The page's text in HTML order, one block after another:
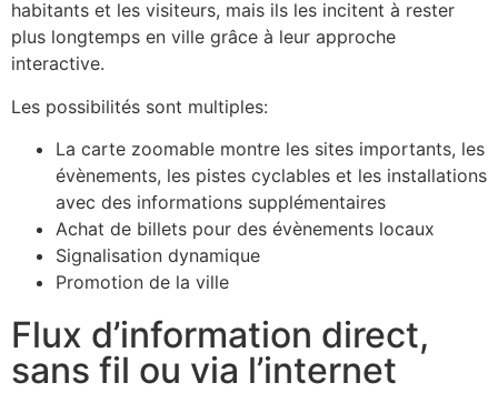
habitants et les visiteurs, mais ils les incitent à rester
plus longtemps en ville grâce à leur approche
interactive.
Les possibilités sont multiples:
La carte zoomable montre les sites importants, les
évènements, les pistes cyclables et les installations
avec des informations supplémentaires
Achat de billets pour des évènements locaux
Signalisation dynamique
Promotion de la ville
Flux d’information direct,
sans fil ou via l’internet